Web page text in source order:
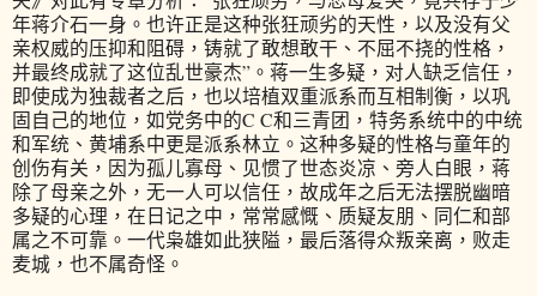
年蒋介石一身。也许正是这种张狂顽劣的天性，以及没有父
亲权威的压抑和阻碍，铸就了敢想敢干、不屈不挠的性格，
并最终成就了这位乱世豪杰”。蒋一生多疑，对人缺乏信任，
即使成为独裁者之后，也以培植双重派系而互相制衡，以巩
固自己的地位，如党务中的C C和三青团，特务系统中的中统
和军统、黄埔系中更是派系林立。这种多疑的性格与童年的
创伤有关，因为孤儿寡母、见惯了世态炎凉、旁人白眼，蒋
除了母亲之外，无一人可以信任，故成年之后无法摆脱幽暗
多疑的心理，在日记之中，常常感慨、质疑友朋、同仁和部
属之不可靠。一代枭雄如此狭隘，最后落得众叛亲离，败走
麦城，也不属奇怪。